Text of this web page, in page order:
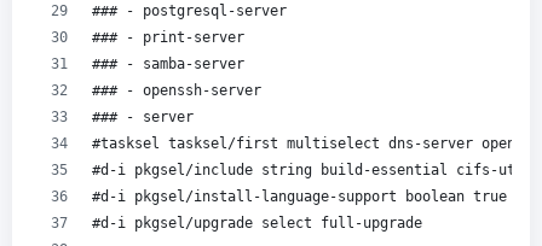
### - postgresql-server
### - print-server
### - samba-server
### - openssh-server
### - server
#tasksel tasksel/first multiselect dns-server
#d-i pkgsel/include string build-essential cifs-utils
#d-i pkgsel/install-language-support boolean true
#d-i pkgsel/upgrade select full-upgrade